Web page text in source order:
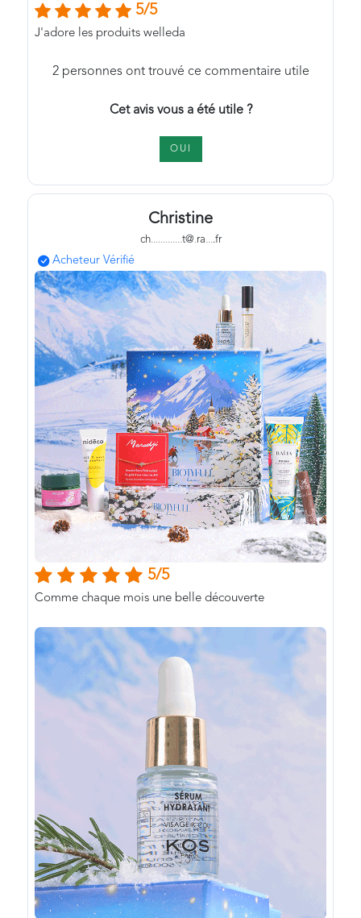
5/5
J'adore les produits welleda
2personnes ont trouvé ce commentaire utile
Cet avis vous a été utile ?
OUI
Christine
ch.............t@.ra....fr
Acheteur Vérifié
5/5
Comme chaque mois une belle découverte